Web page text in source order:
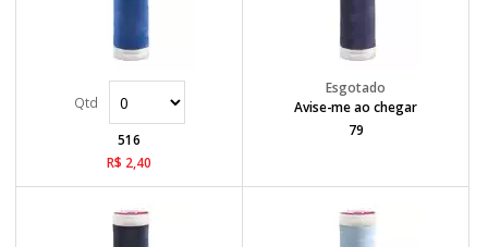
516
R$ 2,40
Avise-me ao chegar
79